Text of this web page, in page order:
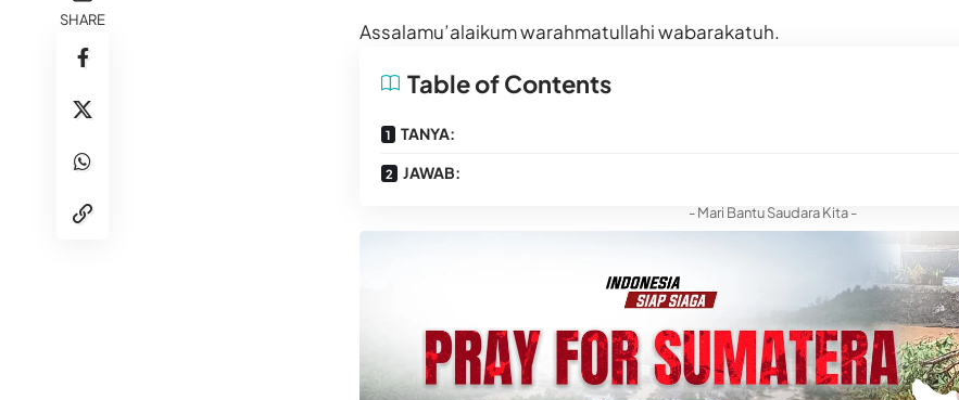
SHARE
Assalamu’alaikum warahmatullahi wabarakatuh.
Table of Contents
TANYA:
JAWAB:
- Mari Bantu Saudara Kita -